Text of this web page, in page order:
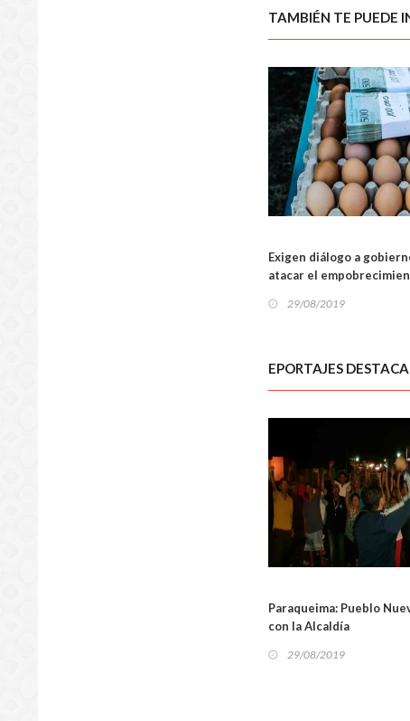
TAMBIÉN TE PUEDE
Exigen diálogo a
atacar el
29/08/2019
EPORTAJES
Paraqueima: Pueblo
con la Alcaldía
29/08/2019